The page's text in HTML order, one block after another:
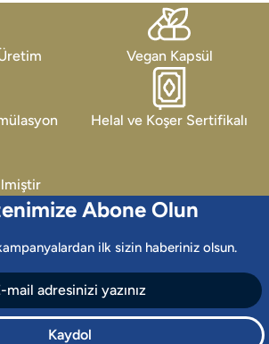
Vegan Kapsül
Helal ve Koşer Sertifikalı
Abone Olun
ilk sizin haberiniz olsun.
Kaydol